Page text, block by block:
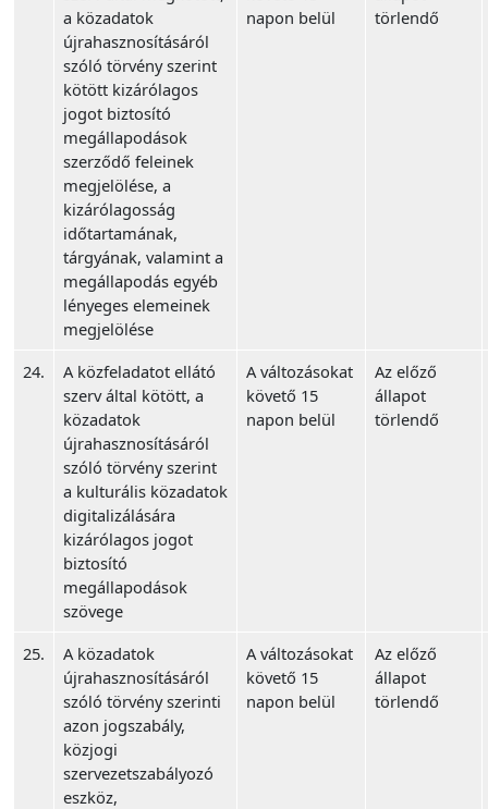
a közadatok
újrahasznosításáról
szóló törvény szerint
kötött kizárólagos
jogot biztosító
megállapodások
szerződő feleinek
megjelölése, a
kizárólagosság
időtartamának,
tárgyának, valamint a
megállapodás egyéb
lényeges elemeinek
megjelölése
napon belül
törlendő
24.
A közfeladatot ellátó
szerv által kötött, a
közadatok
újrahasznosításáról
szóló törvény szerint
a kulturális közadatok
digitalizálására
kizárólagos jogot
biztosító
megállapodások
szövege
A változásokat
követő 15
napon belül
Az előző
állapot
törlendő
25.
A közadatok
újrahasznosításáról
szóló törvény szerinti
azon jogszabály,
közjogi
szervezetszabályozó
eszköz,
A változásokat
követő 15
napon belül
Az előző
állapot
törlendő